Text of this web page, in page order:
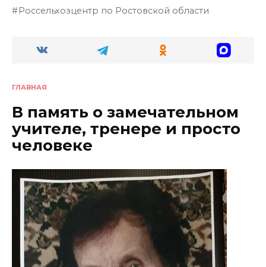
Россельхозцентр по Ростовской области
ГЛАВНАЯ
В память о замечательном
учителе, тренере и просто
человеке